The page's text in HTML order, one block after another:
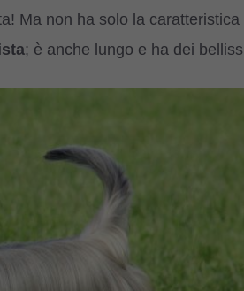
Ma non ha solo la caratteristica
; è anche lungo e ha dei